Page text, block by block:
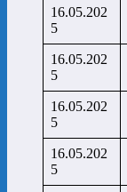
16.05.202
5
16.05.202
5
16.05.202
5
16.05.202
5